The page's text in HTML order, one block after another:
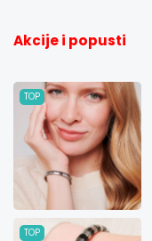
Akcije i popusti
TOP
TOP